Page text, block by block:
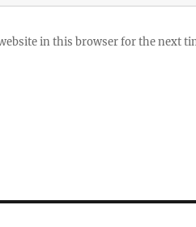
in this browser for the next